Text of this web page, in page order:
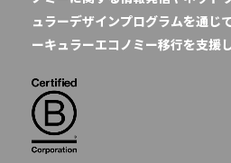
ュラーデザインプログラムを通じ
ーキュラーエコノミー移行を支援し